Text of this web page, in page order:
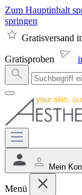
Zum Hauptinhalt
springen
Gratisversand
Gratisproben
Mein
Menü